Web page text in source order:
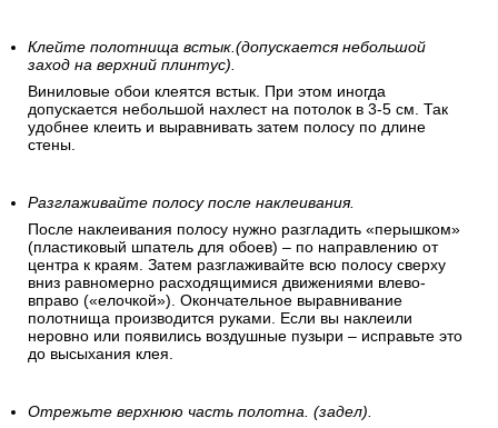
Клейте полотнища встык.(допускается небольшой
заход на верхний плинтус).
Виниловые обои клеятся встык. При этом иногда
допускается небольшой нахлест на потолок в 3-5 см. Так
удобнее клеить и выравнивать затем полосу по длине
стены.
Разглаживайте полосу после наклеивания.
После наклеивания полосу нужно разгладить «перышком»
(пластиковый шпатель для обоев) – по направлению от
центра к краям. Затем разглаживайте всю полосу сверху
вниз равномерно расходящимися движениями влево-
вправо («елочкой»). Окончательное выравнивание
полотнища производится руками. Если вы наклеили
неровно или появились воздушные пузыри – исправьте это
до высыхания клея.
Отрежьте верхнюю часть полотна. (задел).